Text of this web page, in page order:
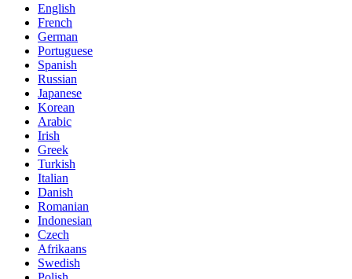
English
French
German
Portuguese
Spanish
Russian
Japanese
Korean
Arabic
Irish
Greek
Turkish
Italian
Danish
Romanian
Indonesian
Czech
Afrikaans
Swedish